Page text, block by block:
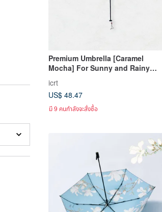
Premium Umbrella [Caramel
Mocha] For Sunny and Rainy
Block 99.5%
icrt
US$ 48.47
มี 9 คนกำลังจะสั่งซื้อ